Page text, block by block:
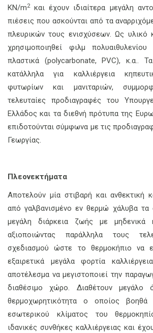
KN/m2και έχουν ιδιαίτερα μεγάλη
πιέσεις που ασκούνται από τα
πλευρικών τους ενισχύσεων. Ως υλικό
χρησιμοποιηθεί φιλμ
πλαστικά (polycarbonate, PVC), κ.α..
κατάλληλα για καλλιέργεια
φυτωρίων και μανιταριών,
τελευταίες προδιαγραφές του
Ελλάδος και τα διεθνή πρότυπα της
επιδοτούνται σύμφωνα με τις
Γεωργίας.
Πλεονεκτήματα
Αποτελούν μία στιβαρή και ανθεκτική
από γαλβανισμένο εν θερμώ χάλυβα
μεγάλη διάρκεια ζωής με μηδενικά
αξιοποιώντας παράλληλα τους
σχεδιασμού ώστε το θερμοκήπιο να
εξαιρετικά μεγάλα φορτία
αποτέλεσμα να μεγιστοποιεί την
διαθέσιμο χώρο. Διαθέτουν μεγάλο
θερμοχωρητικότητα ο οποίος
εσωτερικού κλίματος του
ιδανικές συνθήκες καλλιέργειας και